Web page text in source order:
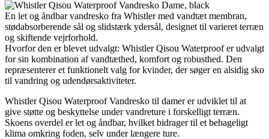
En let og åndbar vandresko fra Whistler med vandtæt membran,
stødabsorberende sål og slidstærk ydersål, designet til varieret terræn
og skiftende vejrforhold.
Hvorfor den er blevet udvalgt: Whistler Qisou Waterproof er udvalgt
for sin kombination af vandtæthed, komfort og robusthed. Den
repræsenterer et funktionelt valg for kvinder, der søger en alsidig sko
til vandring og udendørsaktiviteter.
Whistler Qisou Waterproof Vandresko til damer er udviklet til at
give støtte og beskyttelse under vandreture i forskelligt terræn.
Skoens overdel er let og åndbar, hvilket bidrager til et behageligt
klima omkring foden, selv under længere ture.